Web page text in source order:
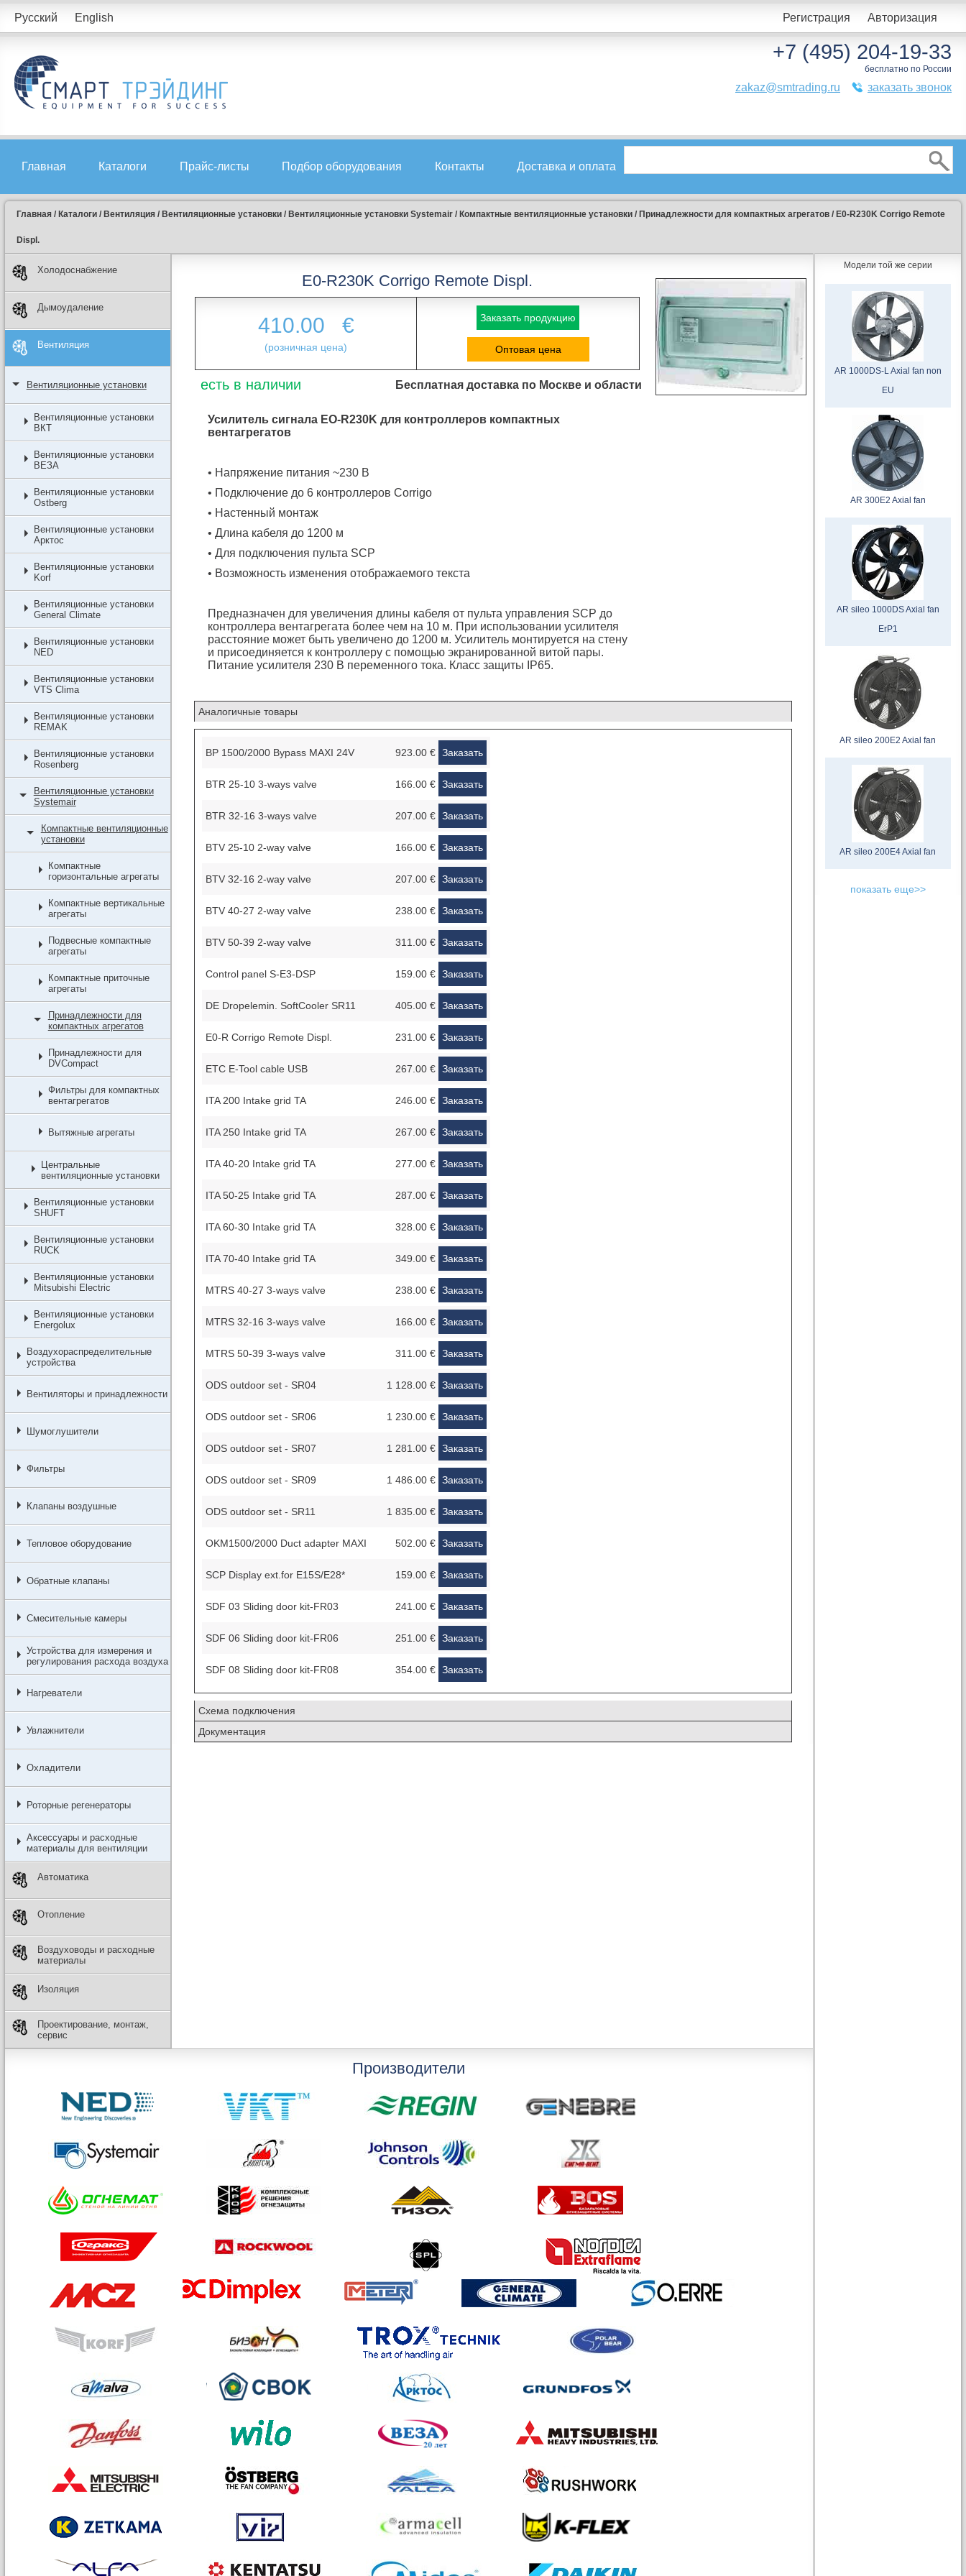
Русский English Регистрация Авторизация
+7 (495) 204-19-33
бесплатно по России
zakaz@smtrading.ru заказать звонок
Главная Каталоги Прайс-листы Подбор оборудования Контакты Доставка и оплата
Главная / Каталоги / Вентиляция / Вентиляционные установки / Вентиляционные установки Systemair / Компактные вентиляционные установки / Принадлежности для компактных агрегатов / E0-R230K Corrigo Remote
Displ.
Холодоснабжение
Дымоудаление
Вентиляция
Вентиляционные установки
Вентиляционные установки
ВКТ
Вентиляционные установки
ВЕЗА
Вентиляционные установки
Ostberg
Вентиляционные установки
Арктос
Вентиляционные установки
Korf
Вентиляционные установки
General Climate
Вентиляционные установки
NED
Вентиляционные установки
VTS Clima
Вентиляционные установки
REMAK
Вентиляционные установки
Rosenberg
Вентиляционные установки
Systemair
Компактные вентиляционные
установки
Компактные
горизонтальные агрегаты
Компактные вертикальные
агрегаты
Подвесные компактные
агрегаты
Компактные приточные
агрегаты
Принадлежности для
компактных агрегатов
Принадлежности для
DVCompact
Фильтры для компактных
вентагрегатов
Вытяжные агрегаты
Центральные
вентиляционные установки
Вентиляционные установки
SHUFT
Вентиляционные установки
RUCK
Вентиляционные установки
Mitsubishi Electric
Вентиляционные установки
Energolux
Воздухораспределительные
устройства
Вентиляторы и принадлежности
Шумоглушители
Фильтры
Клапаны воздушные
Тепловое оборудование
Обратные клапаны
Смесительные камеры
Устройства для измерения и
регулирования расхода воздуха
Нагреватели
Увлажнители
Охладители
Роторные регенераторы
Аксессуары и расходные
материалы для вентиляции
Автоматика
Отопление
Воздуховоды и расходные
материалы
Изоляция
Проектирование, монтаж,
сервис
E0-R230K Corrigo Remote Displ.
410.00 €
(розничная цена)
Заказать продукцию
Оптовая цена
есть в наличии Бесплатная доставка по Москве и области
Усилитель сигнала EO-R230K для контроллеров компактных
вентагрегатов
• Напряжение питания ~230 В
• Подключение до 6 контроллеров Corrigo
• Настенный монтаж
• Длина кабеля до 1200 м
• Для подключения пульта SCP
• Возможность изменения отображаемого текста
Предназначен для увеличения длины кабеля от пульта управления SCP до
контроллера вентагрегата более чем на 10 м. При использовании усилителя
расстояние может быть увеличено до 1200 м. Усилитель монтируется на стену
и присоединяется к контроллеру с помощью экранированной витой пары.
Питание усилителя 230 В переменного тока. Класс защиты IP65.
Аналогичные товары
BP 1500/2000 Bypass MAXI 24V 923.00 € Заказать
BTR 25-10 3-ways valve 166.00 € Заказать
BTR 32-16 3-ways valve 207.00 € Заказать
BTV 25-10 2-way valve 166.00 € Заказать
BTV 32-16 2-way valve 207.00 € Заказать
BTV 40-27 2-way valve 238.00 € Заказать
BTV 50-39 2-way valve 311.00 € Заказать
Control panel S-E3-DSP 159.00 € Заказать
DE Dropelemin. SoftCooler SR11 405.00 € Заказать
E0-R Corrigo Remote Displ. 231.00 € Заказать
ETC E-Tool cable USB 267.00 € Заказать
ITA 200 Intake grid TA 246.00 € Заказать
ITA 250 Intake grid TA 267.00 € Заказать
ITA 40-20 Intake grid TA 277.00 € Заказать
ITA 50-25 Intake grid TA 287.00 € Заказать
ITA 60-30 Intake grid TA 328.00 € Заказать
ITA 70-40 Intake grid TA 349.00 € Заказать
MTRS 40-27 3-ways valve 238.00 € Заказать
MTRS 32-16 3-ways valve 166.00 € Заказать
MTRS 50-39 3-ways valve 311.00 € Заказать
ODS outdoor set - SR04 1 128.00 € Заказать
ODS outdoor set - SR06 1 230.00 € Заказать
ODS outdoor set - SR07 1 281.00 € Заказать
ODS outdoor set - SR09 1 486.00 € Заказать
ODS outdoor set - SR11 1 835.00 € Заказать
OKM1500/2000 Duct adapter MAXI 502.00 € Заказать
SCP Display ext.for E15S/E28* 159.00 € Заказать
SDF 03 Sliding door kit-FR03 241.00 € Заказать
SDF 06 Sliding door kit-FR06 251.00 € Заказать
SDF 08 Sliding door kit-FR08 354.00 € Заказать
Схема подключения
Документация
Производители
Модели той же серии
AR 1000DS-L Axial fan non
EU
AR 300E2 Axial fan
AR sileo 1000DS Axial fan
ErP1
AR sileo 200E2 Axial fan
AR sileo 200E4 Axial fan
показать еще>>